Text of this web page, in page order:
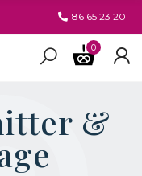
86 65 23 20
0
&